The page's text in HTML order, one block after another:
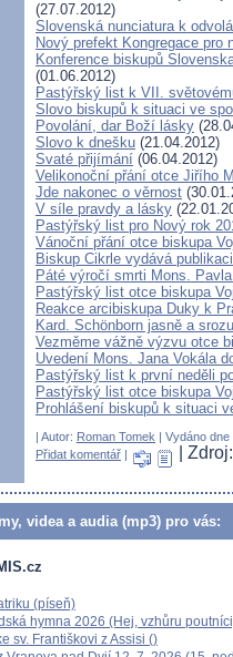
(27.07.2012)
Slovenská nunciatura k
Nový prefekt Kongregace pro
Konference biskupů
(01.06.2012)
Pastýřský list k VII.
Slovo biskupů k situaci ve
Povolání, dar Boží lásky
Slovo k dnešku (21.04.2012)
Svaté přijímání (06.04.2012)
Velikonoční přání otce Jiřího
Jde nakonec o věrnost
V síle pravdy a lásky
Pastýřský list pro Nový rok
Vánoční přání otce biskupa
Biskup Cikrle vydává
Páté výročí smrti Mons.
Pastýřský list otce biskupa
Reakce arcibiskupa Duky k
Kard. Schönborn jasně a
Vezměme vážně výzvu otce
Uvedení Mons. Jana Vokála
Pastýřský list k první neděli
Pastýřský list otce biskupa
Prohlášení biskupů k situaci
| Autor: Roman Tomek | Vydáno
Přidat komentář | |
videa a audia (mp3) pro vás:
(píseň)
hymna 2026 (Hej, vzhůru
sv. Františkovi z Assisi ()